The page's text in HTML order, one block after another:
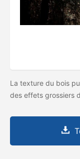
La texture du bois
des effets grossiers